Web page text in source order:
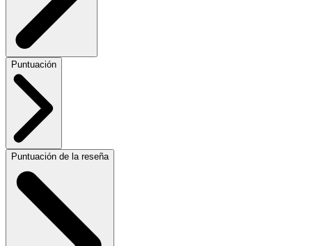
Puntuación
Puntuación de la reseña